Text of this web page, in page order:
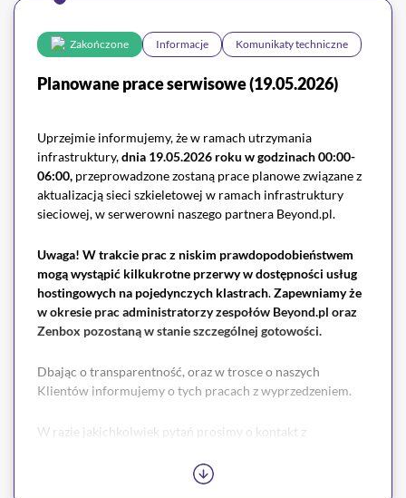
Zakończone Informacje Komunikaty techniczne
Planowane prace serwisowe (19.05.2026)
Uprzejmie informujemy, że w ramach utrzymania
infrastruktury,dnia 19.05.2026 roku w godzinach 00:00-
06:00, przeprowadzone zostaną prace planowe związane z
aktualizacją sieci szkieletowej w ramach infrastruktury
sieciowej, w serwerowni naszego partnera Beyond.pl.
Uwaga! W trakcie prac z niskim prawdopodobieństwem
mogąwystąpić kilkukrotne przerwy w dostępności usług
hostingowych na pojedynczych klastrach.Zapewniamy że
w okresie prac administratorzy zespołów Beyond.pl oraz
Zenbox pozostaną w stanie szczególnej gotowości.
Dbając o transparentność, oraz w trosce o naszych
Klientów informujemy o tych pracach z wyprzedzeniem.
W razie jakichkolwiek pytań prosimy o kontakt z